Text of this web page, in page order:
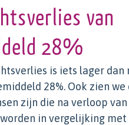
van
28%
is iets lager dan
28%. Ook zien
zijn die na verloop
in vergelijking met